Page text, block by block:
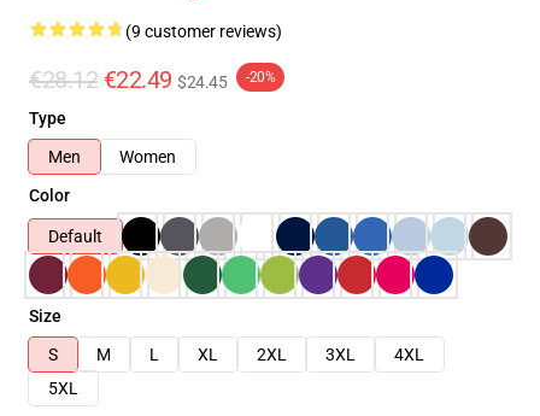
(9 customer reviews)
€28.12 €22.49 $24.45 -20%
Type
Men
Women
Color
Default
Size
S
M L XL 2XL 3XL
4XL
5XL